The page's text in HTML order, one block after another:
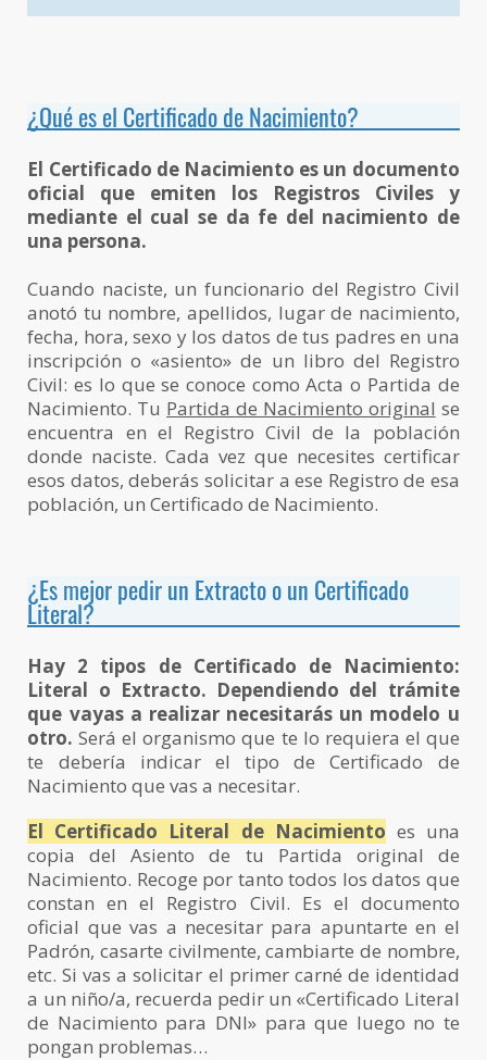
¿Qué es el Certificado de Nacimiento?
El Certificado de Nacimiento es un documento
oficial que emiten los Registros Civiles y
mediante el cual se da fe del nacimiento de
una persona.
Cuando naciste, un funcionario del Registro Civil
anotó tu nombre, apellidos, lugar de nacimiento,
fecha, hora, sexo y los datos de tus padres en una
inscripción o «asiento» de un libro del Registro
Civil: es lo que se conoce como Acta o Partida de
Nacimiento. Tu Partida de Nacimiento original se
encuentra en el Registro Civil de la población
donde naciste. Cada vez que necesites certificar
esos datos, deberás solicitar a ese Registro de esa
población, un Certificado de Nacimiento.
¿Es mejor pedir un Extracto o un Certificado
Literal?
Hay 2 tipos de Certificado de Nacimiento:
Literal o Extracto. Dependiendo del trámite
que vayas a realizar necesitarás un modelo u
otro. Será el organismo que te lo requiera el que
te debería indicar el tipo de Certificado de
Nacimiento que vas a necesitar.
El Certificado Literal de Nacimiento es una
copia del Asiento de tu Partida original de
Nacimiento. Recoge por tanto todos los datos que
constan en el Registro Civil. Es el documento
oficial que vas a necesitar para apuntarte en el
Padrón, casarte civilmente, cambiarte de nombre,
etc. Si vas a solicitar el primer carné de identidad
a un niño/a, recuerda pedir un «Certificado Literal
de Nacimiento para DNI» para que luego no te
pongan problemas…